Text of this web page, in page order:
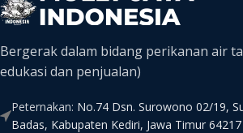
Bergerak dalam bidang perikanan air
edukasi dan penjualan)
Peternakan: No.74 Dsn. Surowono 02/19,
Badas, Kabupaten Kediri, Jawa Timur 64217